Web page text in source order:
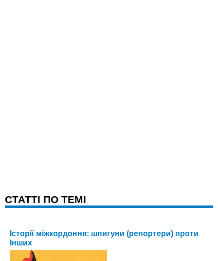
CТАТТІ ПО ТЕМІ
Історії міжкордоння: шпигуни (репортери) проти
Інших